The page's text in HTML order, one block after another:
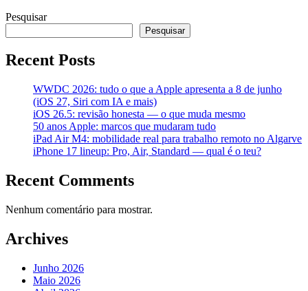
Pesquisar
Pesquisar
Recent Posts
WWDC 2026: tudo o que a Apple apresenta a 8 de junho
(iOS 27, Siri com IA e mais)
iOS 26.5: revisão honesta — o que muda mesmo
50 anos Apple: marcos que mudaram tudo
iPad Air M4: mobilidade real para trabalho remoto no Algarve
iPhone 17 lineup: Pro, Air, Standard — qual é o teu?
Recent Comments
Nenhum comentário para mostrar.
Archives
Junho 2026
Maio 2026